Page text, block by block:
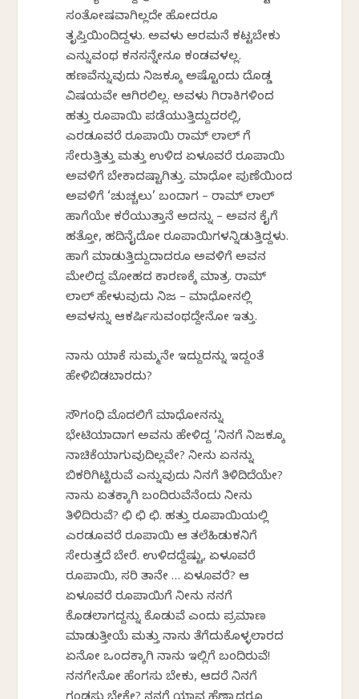
ಸಂತೋಷವಾಗಿಲ್ಲದೇ ಹೋದರೂ
ತೃಪ್ತಿಯಿಂದಿದ್ದಳು. ಅವಳು ಅರಮನೆ ಕಟ್ಟಬೇಕು
ಎನ್ನುವಂಥ ಕನಸನ್ನೇನೂ ಕಂಡವಳಲ್ಲ.
ಹಣವೆನ್ನುವುದು ನಿಜಕ್ಕೂ ಅಷ್ಟೊಂದು ದೊಡ್ಡ
ವಿಷಯವೇ ಆಗಿರಲಿಲ್ಲ. ಅವಳು ಗಿರಾಕಿಗಳಿಂದ
ಹತ್ತು ರೂಪಾಯಿ ಪಡೆಯುತ್ತಿದ್ದುದರಲ್ಲಿ,
ಎರಡೂವರೆ ರೂಪಾಯಿ ರಾಮ್ ಲಾಲ್ ಗೆ
ಸೇರುತ್ತಿತ್ತು ಮತ್ತು ಉಳಿದ ಏಳೂವರೆ ರೂಪಾಯಿ
ಅವಳಿಗೆ ಬೇಕಾದಷ್ಟಾಗಿತ್ತು. ಮಾಧೋ ಪುಣೆಯಿಂದ
ಅವಳಿಗೆ ‘ಚುಚ್ಚಲು’ ಬಂದಾಗ – ರಾಮ್ ಲಾಲ್
ಹಾಗೆಯೇ ಕರೆಯುತ್ತಾನೆ ಅದನ್ನು – ಅವನ ಕೈಗೆ
ಹತ್ತೋ, ಹದಿನೈದೋ ರೂಪಾಯಿಗಳನ್ನಿಡುತ್ತಿದ್ದಳು.
ಹಾಗೆ ಮಾಡುತ್ತಿದ್ದುದಾದರೂ ಅವಳಿಗೆ ಅವನ
ಮೇಲಿದ್ದ ಮೋಹದ ಕಾರಣಕ್ಕೆ ಮಾತ್ರ. ರಾಮ್
ಲಾಲ್ ಹೇಳುವುದು ನಿಜ – ಮಾಧೋನಲ್ಲಿ
ಅವಳನ್ನು ಆಕರ್ಷಿಸುವಂಥದ್ದೇನೋ ಇತ್ತು.
ನಾನು ಯಾಕೆ ಸುಮ್ಮನೇ ಇದ್ದುದನ್ನು ಇದ್ದಂತೆ
ಹೇಳಿಬಿಡಬಾರದು?
ಸೌಗಂಧಿ ಮೊದಲಿಗೆ ಮಾಧೋನನ್ನು
ಭೇಟಿಯಾದಾಗ ಅವನು ಹೇಳಿದ್ದ ‘ನಿನಗೆ ನಿಜಕ್ಕೂ
ನಾಚಿಕೆಯಾಗುವುದಿಲ್ಲವೇ? ನೀನು ಏನನ್ನು
ಬಿಕರಿಗಿಟ್ಟಿರುವೆ ಎನ್ನುವುದು ನಿನಗೆ ತಿಳಿದಿದೆಯೇ?
ನಾನು ಏತಕ್ಕಾಗಿ ಬಂದಿರುವೆನೆಂದು ನೀನು
ತಿಳಿದಿರುವೆ? ಛಿ ಛಿ ಛಿ. ಹತ್ತು ರೂಪಾಯಿಯಲ್ಲಿ
ಎರಡೂವರೆ ರೂಪಾಯಿ ಆ ತಲೆಹಿಡುಕನಿಗೆ
ಸೇರುತ್ತದೆ ಬೇರೆ. ಉಳಿದದ್ದೆಷ್ಟು, ಏಳೂವರೆ
ರೂಪಾಯಿ, ಸರಿ ತಾನೇ … ಏಳೂವರೆ? ಆ
ಏಳೂವರೆ ರೂಪಾಯಿಗೆ ನೀನು ನನಗೆ
ಕೊಡಲಾಗದ್ದನ್ನು ಕೊಡುವೆ ಎಂದು ಪ್ರಮಾಣ
ಮಾಡುತ್ತೀಯೆ ಮತ್ತು ನಾನು ತೆಗೆದುಕೊಳ್ಳಲಾರದ
ಏನೋ ಒಂದಕ್ಕಾಗಿ ನಾನು ಇಲ್ಲಿಗೆ ಬಂದಿರುವೆ!
ನನಗೇನೋ ಹೆಂಗಸು ಬೇಕು, ಆದರೆ ನಿನಗೆ